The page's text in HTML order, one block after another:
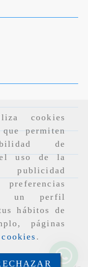
cookies
permiten
de
el uso de la
un perfil
hábitos de
páginas
.